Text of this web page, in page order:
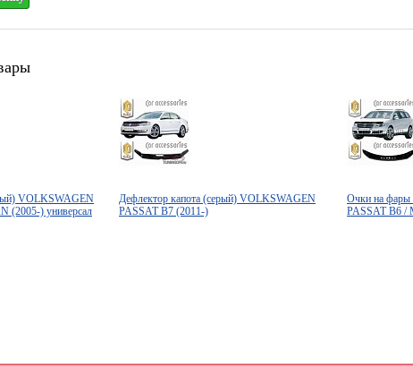
VOLKSWAGEN
(2005-) универсал
Дефлектор капота (серый) VOLKSWAGEN
PASSAT B7 (2011-)
Очки на фары
PASSAT B6 /